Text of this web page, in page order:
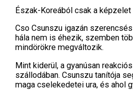
Észak-Koreából ​csak a
Cso Csunszu igazán
hála nem is éhezik, szemben
mindörökre megváltozik.
Mint kiderül, a gyanúsan
szállodában. Csunszu tanítója
maga cselekedetei ura, és ahol